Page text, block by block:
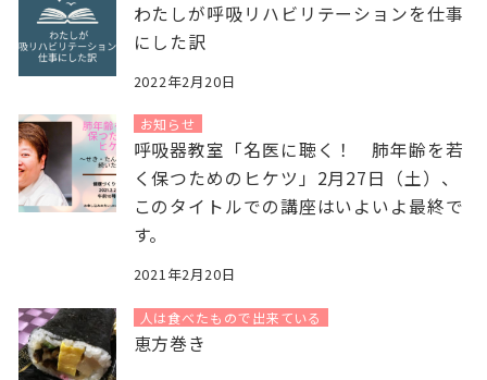
わたしが呼吸リハビリテーションを仕事
にした訳
2022年2月20日
お知らせ
呼吸器教室「名医に聴く！ 肺年齢を若
く保つためのヒケツ」2月27日（土）、
このタイトルでの講座はいよいよ最終で
す。
2021年2月20日
人は食べたもので出来ている
恵方巻き